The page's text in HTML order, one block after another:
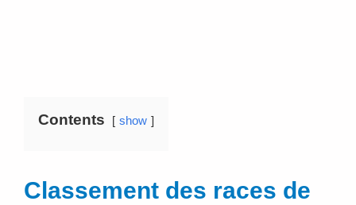
Contents show
Classement des races de